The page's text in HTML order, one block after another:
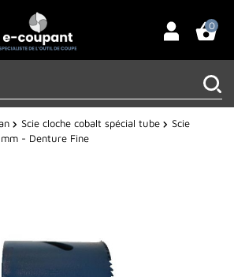
0
Scie cloche cobalt spécial tube
Scie
- Denture Fine